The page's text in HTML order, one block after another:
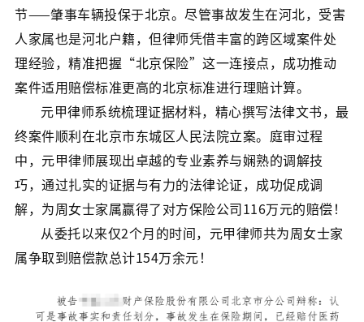
节——肇事车辆投保于北京。尽管事故发生在河北，受害
人家属也是河北户籍，但律师凭借丰富的跨区域案件处
理经验，精准把握“北京保险”这一连接点，成功推动
案件适用赔偿标准更高的北京标准进行理赔计算。
元甲律师系统梳理证据材料，精心撰写法律文书，最
终案件顺利在北京市东城区人民法院立案。庭审过程
中，元甲律师展现出卓越的专业素养与娴熟的调解技
巧，通过扎实的证据与有力的法律论证，成功促成调
解，为周女士家属赢得了对方保险公司116万元的赔偿！
从委托以来仅2个月的时间，元甲律师共为周女士家
属争取到赔偿款总计154万余元！